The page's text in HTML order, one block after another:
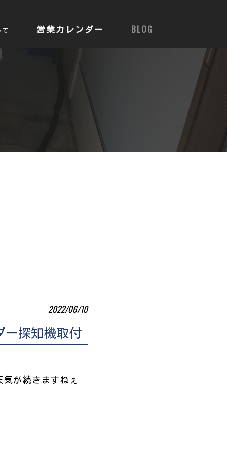
営業カレンダー BLOG
2022/06/10
探知機取付
が続きますねぇ